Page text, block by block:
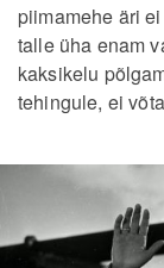
piimamehe äri
talle üha enam
kaksikelu
tehingule, ei